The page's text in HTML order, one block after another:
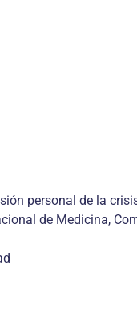
personal de la
de Medicina,